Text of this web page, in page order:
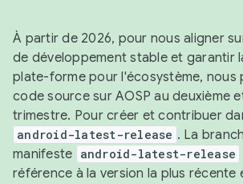
À partir de 2026, pour nous aligner
de développement stable et garantir
plate-forme pour l'écosystème, nous
code source sur AOSP au deuxième
trimestre. Pour créer et contribuer
android-latest-release . La
manifeste android-latest-release
référence à la version la plus récente